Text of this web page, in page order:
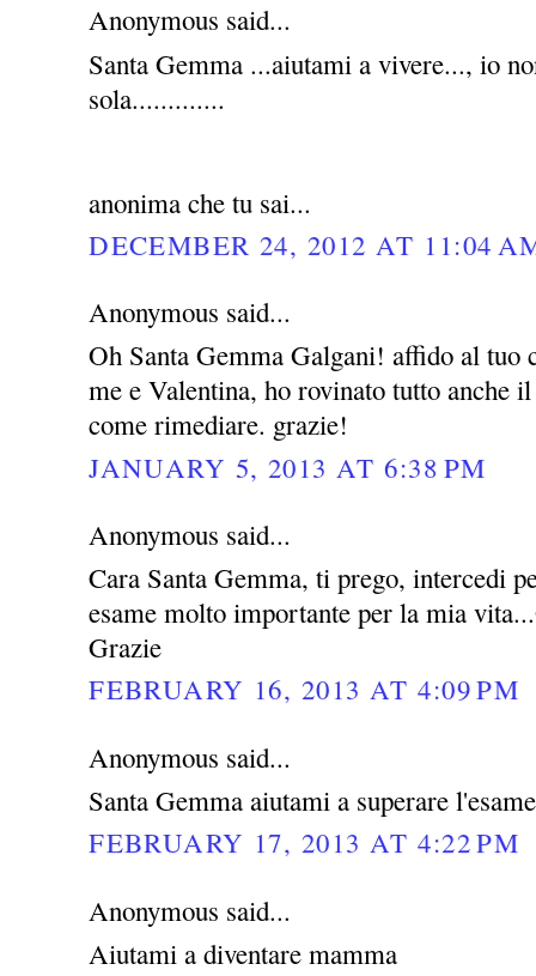
Anonymous said...
Santa Gemma ...aiutami a vivere..., io
sola.............
anonima che tu sai...
DECEMBER 24, 2012 AT 11:04
Anonymous said...
Oh Santa Gemma Galgani! affido al tuo
me e Valentina, ho rovinato tutto anche
come rimediare. grazie!
JANUARY 5, 2013 AT 6:38 PM
Anonymous said...
Cara Santa Gemma, ti prego, intercedi
esame molto importante per la mia
Grazie
FEBRUARY 16, 2013 AT 4:09 PM
Anonymous said...
Santa Gemma aiutami a superare
FEBRUARY 17, 2013 AT 4:22 PM
Anonymous said...
Aiutami a diventare mamma